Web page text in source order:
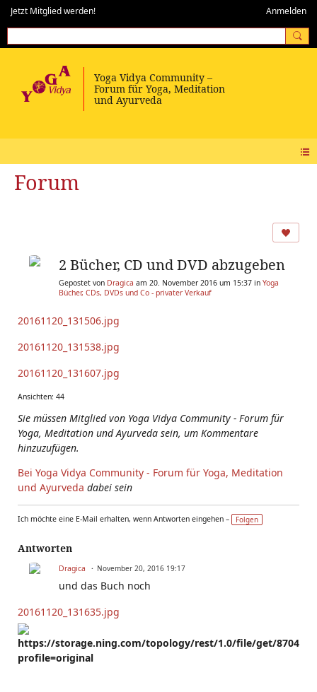
Jetzt Mitglied werden! Anmelden
Forum
2 Bücher, CD und DVD abzugeben
Gepostet von Dragica am 20. November 2016 um 15:37 in Yoga
Bücher, CDs, DVDs und Co - privater Verkauf
20161120_131506.jpg
20161120_131538.jpg
20161120_131607.jpg
Ansichten: 44
Sie müssen Mitglied von Yoga Vidya Community - Forum für
Yoga, Meditation und Ayurveda sein, um Kommentare
hinzuzufügen.
Bei Yoga Vidya Community - Forum für Yoga, Meditation
und Ayurveda dabei sein
Ich möchte eine E-Mail erhalten, wenn Antworten eingehen – Folgen
Antworten
Dragica November 20, 2016 19:17
und das Buch noch
20161120_131635.jpg
https://storage.ning.com/topology/rest/1.0/file/get/
profile=original